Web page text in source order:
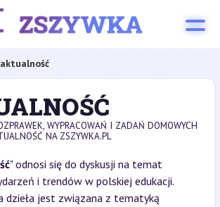
WYPRACOWAŃ I ZADAŃ DOMOWYCH
NA ZSZYWKA.PL
" odnosi się do dyskusji na temat
i trendów w polskiej edukacji.
dzieła jest związana z tematyką